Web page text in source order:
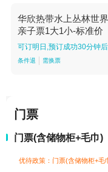
华欣热带水上丛林世
亲子票1大1小-标准价
可订明日,预订成功30分钟
条件退 需换票
门票
门票(含储物柜+毛巾)
优待政策：门票(含储物柜+毛